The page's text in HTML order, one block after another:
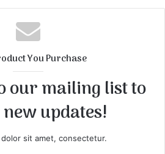
b
s
i
You Purchase
our mailing list to
updates!
dolor sit amet, consectetur.